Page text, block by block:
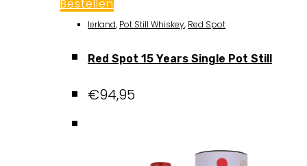
Bestellen
Ierland, Pot Still Whiskey, Red Spot
Red Spot 15 Years Single Pot Still
€94,95